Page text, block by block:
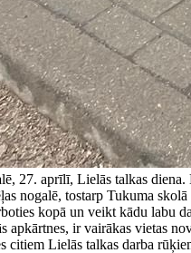
27. aprīlī, Lielās talkas
nogalē, tostarp Tukuma
kopā un veikt kādu labu
apkārtnes, ir vairākas vietas
citiem Lielās talkas darba